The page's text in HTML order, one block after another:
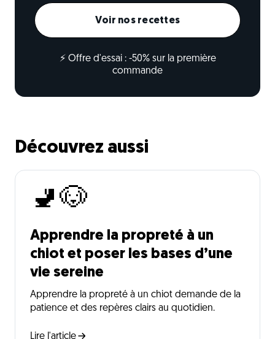
Voir nos recettes
⚡ Offre d'essai : -50% sur la première
commande
Découvrez aussi
🚽🐶
Apprendre la propreté à un
chiot et poser les bases d’une
vie sereine
Apprendre la propreté à un chiot demande de la
patience et des repères clairs au quotidien.
Lire l'article